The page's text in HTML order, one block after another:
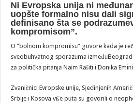
Ni Evropska unija ni
uopšte formalno nisu dali
definisano šta se
kompromisom”.
O “bolnom kompromisu” govore kada je
sveobuhvatnog sporazuma
za politička pitanja Naim Rašiti i Donika
Zvaničnici Evropske unije, Sjedinjenih
Srbije i Kosova više puta su govorili o